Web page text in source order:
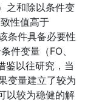
之和除以条件变
性值高于
条件具备必要性
件变量（FO、
鉴以往研究，当
变量建立了较为
以较为稳健的解